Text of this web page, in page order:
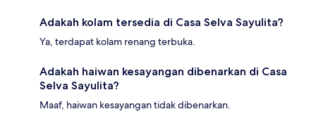
Adakah kolam tersedia di Casa Selva Sayulita?
Ya, terdapat kolam renang terbuka.
Adakah haiwan kesayangan dibenarkan di Casa
Selva Sayulita?
Maaf, haiwan kesayangan tidak dibenarkan.